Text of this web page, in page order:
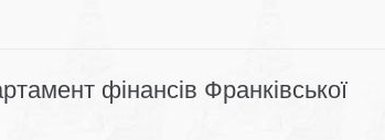
фінансів Франківської